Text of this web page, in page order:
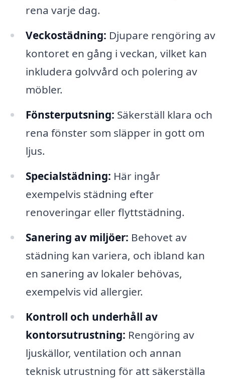
rena varje dag.
Veckostädning: Djupare rengöring av
kontoret en gång i veckan, vilket kan
inkludera golvvård och polering av
möbler.
Fönsterputsning: Säkerställ klara och
rena fönster som släpper in gott om
ljus.
Specialstädning: Här ingår
exempelvis städning efter
renoveringar eller flyttstädning.
Sanering av miljöer: Behovet av
städning kan variera, och ibland kan
en sanering av lokaler behövas,
exempelvis vid allergier.
Kontroll och underhåll av
kontorsutrustning: Rengöring av
ljuskällor, ventilation och annan
teknisk utrustning för att säkerställa